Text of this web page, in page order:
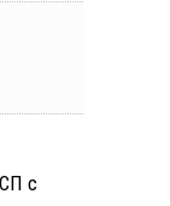
с